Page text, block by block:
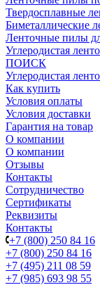
Твердосплавные
Ленточные пилы
Углеродистая
ПОИСК
Углеродистая
Как купить
Условия оплаты
Условия доставки
Гарантия на товар
О компании
О компании
Отзывы
Контакты
Сотрудничество
Сертификаты
Реквизиты
Контакты
+7 (800) 250 84 16
+7 (800) 250 84 16
+7 (495) 211 08 59
+7 (985) 693 98 55